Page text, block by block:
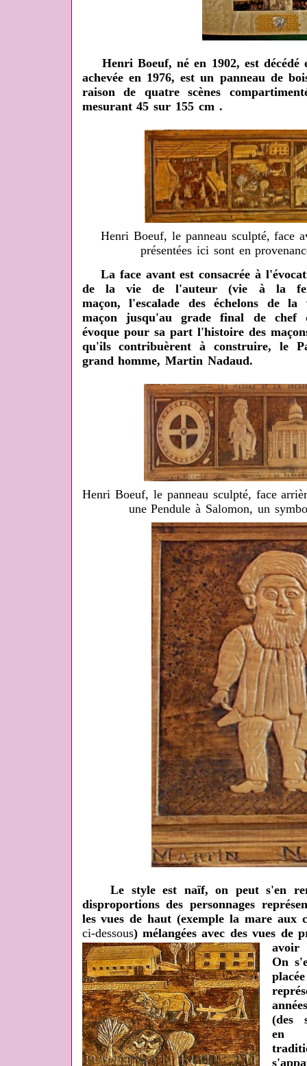
Henri Boeuf, né en 1902, est décédé
achevée en 1976, est un panneau de
raison de quatre scènes
mesurant 45 sur 155 cm .
Henri Boeuf, le panneau sculpté, face
présentées ici sont en
La face avant est consacrée à
de la vie de l'auteur (vie à la
maçon, l'escalade des échelons de la
maçon jusqu'au grade final de chef
évoque pour sa part l'histoire des
qu'ils contribuèrent à construire, le
grand homme, Martin Nadaud.
Henri Boeuf, le panneau sculpté, face
une Pendule à Salomon, un
Le style est naïf, on peut s'en
disproportions des personnages
les vues de haut (exemple la mare aux
ci-dessous) mélangées avec des vues de
avoir
On
(des
en